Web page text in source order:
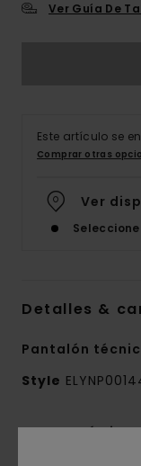
Ver Guía De
Este artículo se
Comprar otras
Ver
Detalles &
Pantalón
Style
Características